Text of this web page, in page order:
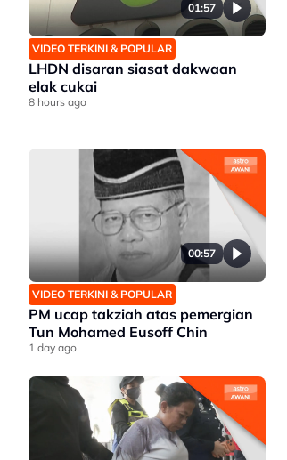
01:57
VIDEO TERKINI & POPULAR
LHDN disaran siasat dakwaan
elak cukai
8 hours ago
00:57
VIDEO TERKINI & POPULAR
PM ucap takziah atas pemergian
Tun Mohamed Eusoff Chin
1 day ago